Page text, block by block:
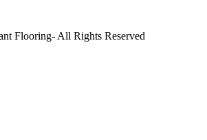
Flooring- All Rights Reserved